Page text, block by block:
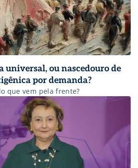
universal, ou nascedouro de
por demanda?
que vem pela frente?